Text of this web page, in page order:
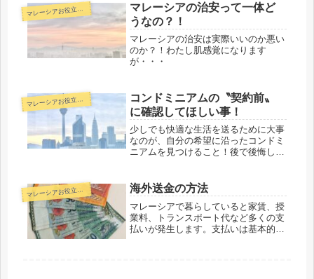
マ
レーシアお役立ち情報
マレーシアの治安って一体ど
うなの？！
マレーシアの治安は実際いいのか悪い
のか？！わたし肌感覚になります
が・・・
マ
レーシアお役立ち情報
コンドミニアムの〝契約前〟
に確認してほしい事！
少しでも快適な生活を送るために大事
なのが、自分の希望に沿ったコンドミ
ニアムを見つけること！後で後悔しな
マ
レーシアお役立ち情報 海外送金の方法
マレーシアで暮らしていると家賃、授
業料、トランスポート代など多くの支
払いが発生します。支払いは基本的に